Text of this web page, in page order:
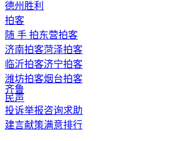
德州 胜利
拍客
随 手 拍东营拍客
济南拍客菏泽拍客
临沂拍客济宁拍客
潍坊拍客烟台拍客
齐鲁
民声
投诉举报咨询求助
建言献策满意排行